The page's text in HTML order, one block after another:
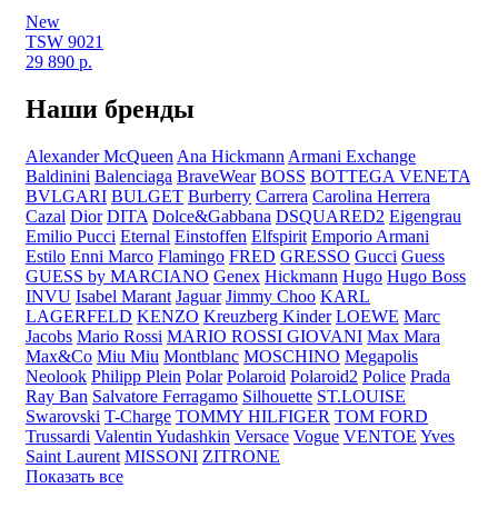
New
TSW 9021
29 890 р.
Наши бренды
Alexander McQueen Ana Hickmann Armani Exchange
Baldinini Balenciaga BraveWear BOSS BOTTEGA VENETA
BVLGARI BULGET Burberry Carrera Carolina Herrera
Cazal Dior DITA Dolce&Gabbana DSQUARED2 Eigengrau
Emilio Pucci Eternal Einstoffen Elfspirit Emporio Armani
Estilo Enni Marco Flamingo FRED GRESSO Gucci Guess
GUESS by MARCIANO Genex Hickmann Hugo Hugo Boss
INVU Isabel Marant Jaguar Jimmy Choo KARL
LAGERFELD KENZO Kreuzberg Kinder LOEWE Marc
Jacobs Mario Rossi MARIO ROSSI GIOVANI Max Mara
Max&Co Miu Miu Montblanc MOSCHINO Megapolis
Neolook Philipp Plein Polar Polaroid Polaroid2 Police Prada
Ray Ban Salvatore Ferragamo Silhouette ST.LOUISE
Swarovski T-Charge TOMMY HILFIGER TOM FORD
Trussardi Valentin Yudashkin Versace Vogue VENTOE Yves
Saint Laurent MISSONI ZITRONE
Показать все